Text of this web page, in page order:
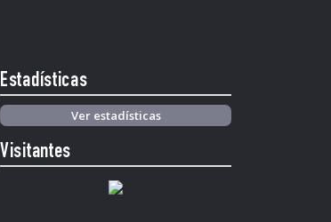
Estadísticas
Ver estadísticas
Visitantes